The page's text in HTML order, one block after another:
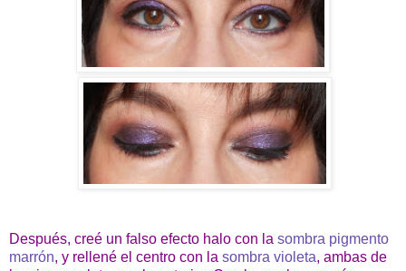
Después, creé un falso efecto halo con la sombra pigmento
marrón, y rellené el centro con la sombra violeta, ambas de